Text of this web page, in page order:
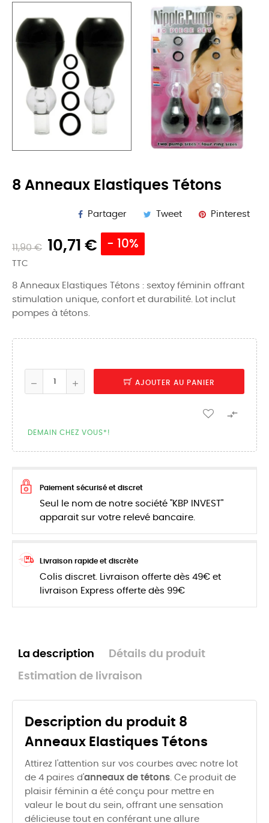
8 Anneaux Elastiques Tétons
Partager Tweet Pinterest
11,90 € 10,71 € - 10%
TTC
8 Anneaux Elastiques Tétons : sextoy féminin offrant
stimulation unique, confort et durabilité. Lot inclut
pompes à tétons.
AJOUTER AU PANIER

DEMAIN CHEZ VOUS*!
Paiement sécurisé et discret
Seul le nom de notre société "KBP INVEST"
apparait sur votre relevé bancaire.
Livraison rapide et discrète
Colis discret. Livraison offerte dès 49€ et
livraison Express offerte dès 99€
La description Détails du produit
Estimation de livraison
Description du produit 8
Anneaux Elastiques Tétons
Attirez l'attention sur vos courbes avec notre lot
de 4 paires d'anneaux de tétons. Ce produit de
plaisir féminin a été conçu pour mettre en
valeur le bout du sein, offrant une sensation
délicieuse tout en conférant une allure